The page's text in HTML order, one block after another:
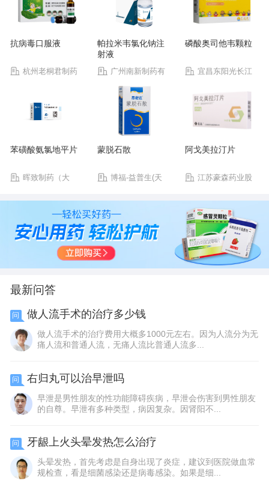
抗病毒口服液
杭州老桐君制药
帕拉米韦氯化钠注
射液
广州南新制药有
限公司
磷酸奥司他韦颗粒
宜昌东阳光长江
苯磺酸氨氯地平片
晖致制药（大
蒙脱石散
博福-益普生(天
阿戈美拉汀片
江苏豪森药业股
最新问答
问 做人流手术的治疗多少钱
做人流手术的治疗费用大概多1000元左右。因为人流分为无
痛人流和普通人流，无痛人流比普通人流多...
问 右归丸可以治早泄吗
早泄是男性朋友的性功能障碍疾病，早泄会伤害到男性朋友
的自尊。早泄有多种类型，病因复杂。因肾阳不...
问 牙龈上火头晕发热怎么治疗
头晕发热，首先考虑是自身出现了炎症，建议到医院做血常
规检查，看是细菌感染还是病毒感染。如果是细...